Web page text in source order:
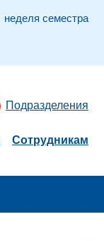
неделя семестра
Подразделения
Сотрудникам